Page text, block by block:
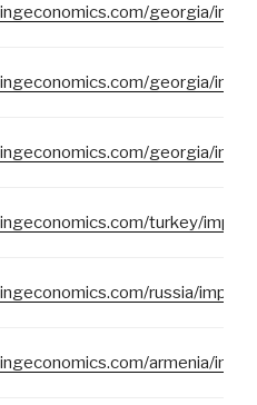
georgia/
georgia/
georgia/
turkey/
russia/
armenia/